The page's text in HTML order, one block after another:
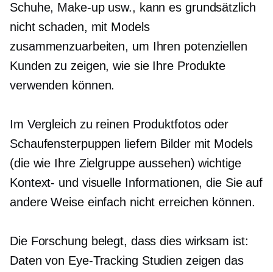
Schuhe, Make-up usw., kann es grundsätzlich
nicht schaden, mit Models
zusammenzuarbeiten, um Ihren potenziellen
Kunden zu zeigen, wie sie Ihre Produkte
verwenden können.
Im Vergleich zu reinen Produktfotos oder
Schaufensterpuppen liefern Bilder mit Models
(die wie Ihre Zielgruppe aussehen) wichtige
Kontext- und visuelle Informationen, die Sie auf
andere Weise einfach nicht erreichen können.
Die Forschung belegt, dass dies wirksam ist:
Daten von Eye-Tracking Studien zeigen das